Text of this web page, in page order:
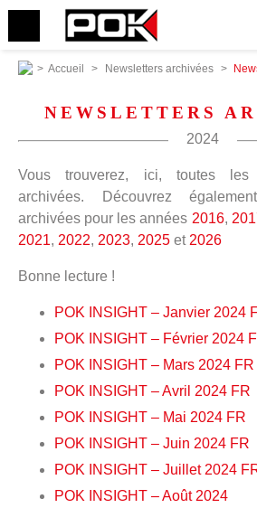
> Accueil > Newsletters archivées >
NEWSLETTERS
2024
Vous trouverez, ici, toutes les
archivées. Découvrez
archivées pour les années 2016,
2021, 2022, 2023, 2025 et 2026
Bonne lecture !
POK INSIGHT – Janvier 2024
POK INSIGHT – Février 2024
POK INSIGHT – Mars 2024 FR
POK INSIGHT – Avril 2024 FR
POK INSIGHT – Mai 2024 FR
POK INSIGHT – Juin 2024 FR
POK INSIGHT – Juillet 2024
POK INSIGHT – Août 2024